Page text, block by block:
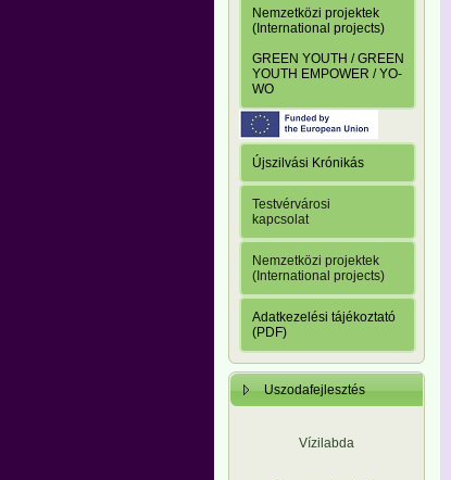
Nemzetközi projektek
(International projects)
GREEN YOUTH / GREEN
YOUTH EMPOWER / YO-
WO
Újszilvási Krónikás
Testvérvárosi
kapcsolat
Nemzetközi projektek
(International projects)
Adatkezelési tájékoztató
(PDF)
Uszodafejlesztés
Vízilabda